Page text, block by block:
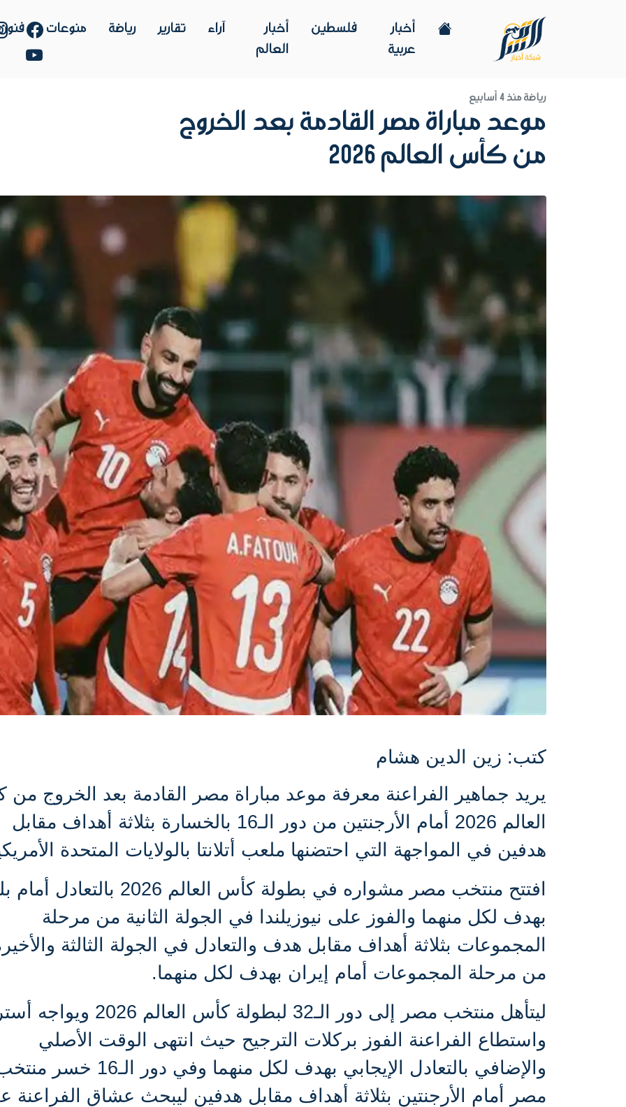
أخبار
عربية
فلسطين
أخبار
العالم
آراء تقارير رياضة منوعات
رياضةمنذ 4 أسابيع
موعد مباراة مصر القادمة بعد الخروج
من كأس العالم 2026
كتب: زين الدين هشام
يريد جماهير الفراعنة معرفة موعد مباراة مصر القادمة بعد الخروج
العالم 2026
أمام الأرجنتين من دور الـ16 بالخسارة بثلاثة أهداف مقابل
هدفين في المواجهة التي احتضنها ملعب أتلانتا بالولايات المتحدة
افتتح منتخب مصر مشواره في بطولة كأس العالم 2026
بهدف لكل منهما والفوز على نيوزيلندا في الجولة الثانية من مرحلة
المجموعات بثلاثة أهداف مقابل هدف والتعادل في الجولة الثالثة
من مرحلة المجموعات أمام إيران بهدف لكل منهما.
ليتأهل منتخب مصر إلى دور الـ32 لبطولة كأس العالم
واستطاع الفراعنة الفوز بركلات الترجيح حيث انتهى الوقت الأصلي
والإضافي بالتعادل الإيجابي بهدف لكل منهما وفي دور الـ16 خسر
مصر أمام الأرجنتين بثلاثة أهداف مقابل هدفين ليبحث عشاق الفراعنة